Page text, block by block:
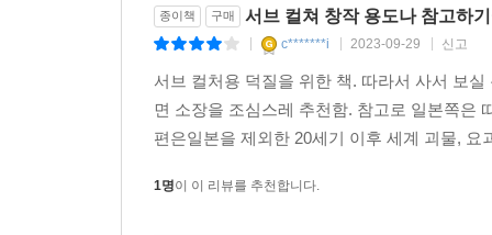
종이책 구매 서브 컬쳐 창작 용도나 참고하
c*******i 2023-09-29 신고
서브 컬처용 덕질을 위한 책. 따라서 사서 보
면 소장을 조심스레 추천함. 참고로 일본쪽은
편은일본을 제외한 20세기 이후 세계 괴물,
1명이 이 리뷰를 추천합니다.